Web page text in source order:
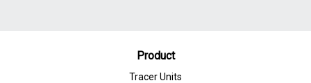
Product
Tracer Units